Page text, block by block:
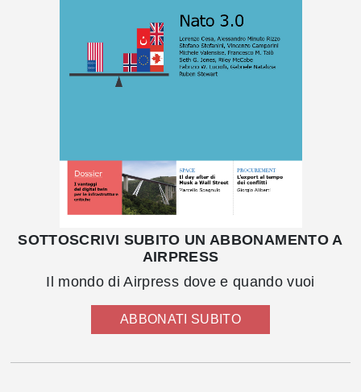
SOTTOSCRIVI SUBITO UN ABBONAMENTO A
AIRPRESS
Il mondo di Airpress dove e quando vuoi
ABBONATI SUBITO